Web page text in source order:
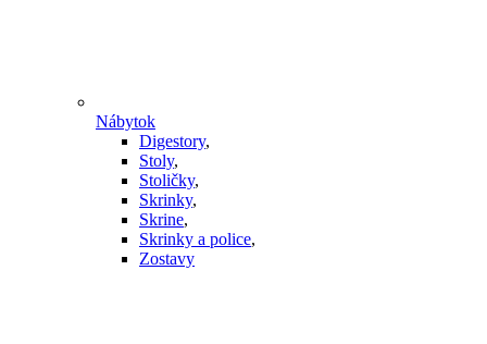
Nábytok
Digestory,
Stoly,
Stoličky,
Skrinky,
Skrine,
Skrinky a police,
Zostavy